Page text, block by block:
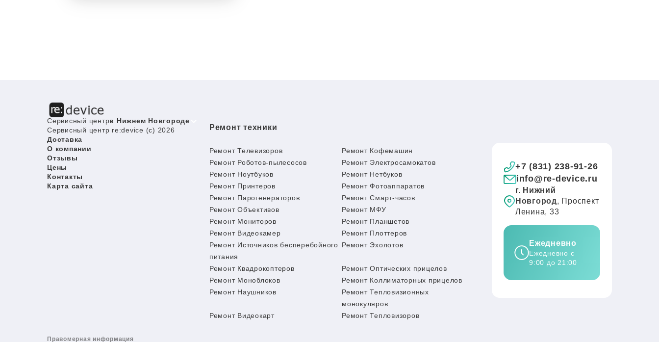
Сервисный центрв Нижнем Новгороде
Сервисный центр re:device (c) 2026
Доставка
О компании
Отзывы
Цены
Контакты
Карта сайта
Ремонт техники
Ремонт Телевизоров
Ремонт Кофемашин
Ремонт Роботов-пылесосов
Ремонт Электросамокатов
Ремонт Ноутбуков
Ремонт Нетбуков
Ремонт Принтеров
Ремонт Фотоаппаратов
Ремонт Парогенераторов
Ремонт Смарт-часов
Ремонт Объективов
Ремонт МФУ
Ремонт Мониторов
Ремонт Планшетов
Ремонт Видеокамер
Ремонт Плоттеров
Ремонт Источников бесперебойного
питания
Ремонт Эхолотов
Ремонт Квадрокоптеров
Ремонт Оптических прицелов
Ремонт Моноблоков
Ремонт Коллиматорных прицелов
Ремонт Наушников
Ремонт Тепловизионных
монокуляров
Ремонт Видеокарт
Ремонт Тепловизоров
+7 (831) 238-91-26
info@re-device.ru
г. Нижний
Новгород, Проспект
Ленина, 33
Ежедневно
Ежедневно с
9:00 до 21:00
Правомерная информация